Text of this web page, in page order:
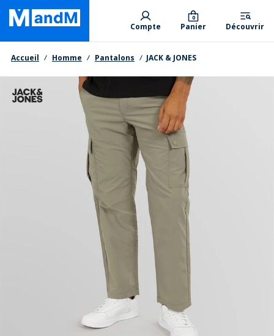
Skip
main
content
Primary departments
Compte Panier
0
Découvrir
Fil d'Ariane
Accueil Homme Pantalons JACK & JONES